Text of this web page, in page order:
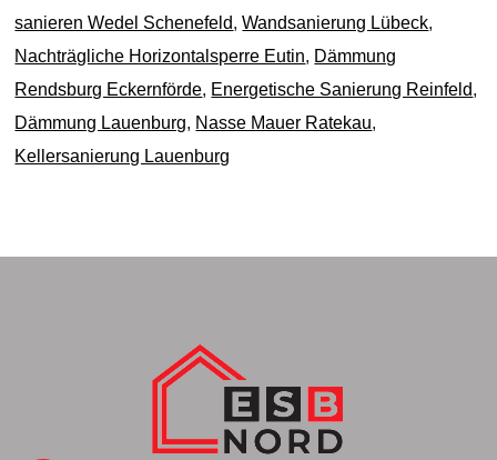
sanieren Wedel Schenefeld,Wandsanierung Lübeck,
Nachträgliche Horizontalsperre Eutin, Dämmung
Rendsburg Eckernförde, Energetische Sanierung Reinfeld,
Dämmung Lauenburg, Nasse Mauer Ratekau,
Kellersanierung Lauenburg